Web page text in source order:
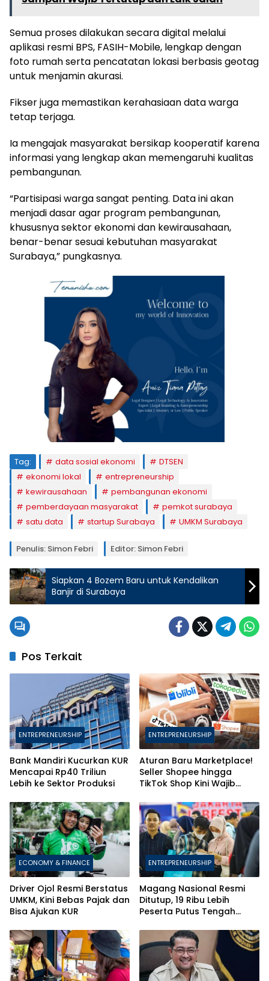
Semua proses dilakukan secara digital melalui
aplikasi resmi BPS, FASIH-Mobile, lengkap dengan
foto rumah serta pencatatan lokasi berbasis geotag
untuk menjamin akurasi.
Fikser juga memastikan kerahasiaan data warga
tetap terjaga.
Ia mengajak masyarakat bersikap kooperatif karena
informasi yang lengkap akan memengaruhi kualitas
pembangunan.
“Partisipasi warga sangat penting. Data ini akan
menjadi dasar agar program pembangunan,
khususnya sektor ekonomi dan kewirausahaan,
benar-benar sesuai kebutuhan masyarakat
Surabaya,” pungkasnya.
Tag: data sosial ekonomi
DTSEN
ekonomi lokal
entrepreneurship
kewirausahaan
pembangunan ekonomi
pemberdayaan masyarakat
pemkot surabaya
satu data
startup Surabaya UMKM Surabaya
Penulis: Simon Febri Editor: Simon Febri
Siapkan 4 Bozem Baru untuk Kendalikan
Banjir di Surabaya
Pos Terkait
ENTREPRENEURSHIP
Bank Mandiri Kucurkan KUR
Mencapai Rp40 Triliun
Lebih ke Sektor Produksi
ENTREPRENEURSHIP
Aturan Baru Marketplace!
Seller Shopee hingga
TikTok Shop Kini Wajib
BPJS
ECONOMY & FINANCE
Driver Ojol Resmi Berstatus
UMKM, Kini Bebas Pajak dan
Bisa Ajukan KUR
ENTREPRENEURSHIP
Magang Nasional Resmi
Ditutup, 19 Ribu Lebih
Peserta Putus Tengah